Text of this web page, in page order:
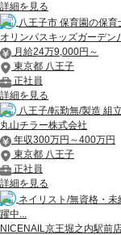
詳細を見る
八王子市 保育園の保
オリンパスキッズガーデン
月給24万9,000円～
東京都 八王子
正社員
詳細を見る
八王子/転勤無/製造 組
丸山チラー株式会社
年収300万円～400万円
東京都 八王子
正社員
詳細を見る
ネイリスト/無資格・
躍中...
NICENAIL京王堀之内駅前